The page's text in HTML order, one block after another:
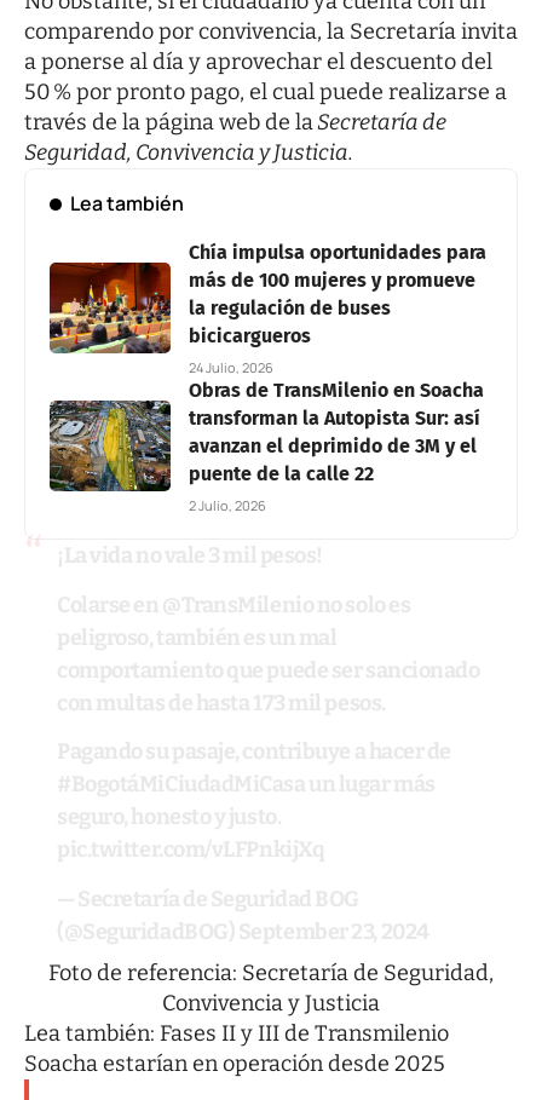
comparendo por convivencia, la Secretaría invita
a ponerse al día y aprovechar el descuento del
50 % por pronto pago, el cual puede realizarse a
través de la página web de laSecretaría de
Seguridad, Convivencia y Justicia.
Lea también
Chía impulsa oportunidades para
más de 100 mujeres y promueve
la regulación de buses
bicicargueros
24 Julio, 2026
Obras de TransMilenio en Soacha
transforman la Autopista Sur: así
avanzan el deprimido de 3M y el
puente de la calle 22
2 Julio, 2026
Foto de referencia: Secretaría de Seguridad,
Convivencia y Justicia
Lea también: Fases II y III de Transmilenio
Soacha estarían en operación desde 2025